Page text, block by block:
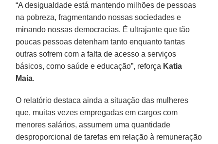
“A desigualdade está mantendo milhões de pessoas
na pobreza, fragmentando nossas sociedades e
minando nossas democracias. É ultrajante que tão
poucas pessoas detenham tanto enquanto tantas
outras sofrem com a falta de acesso a serviços
básicos, como saúde e educação”, reforça Katia
Maia.
O relatório destaca ainda a situação das mulheres
que, muitas vezes empregadas em cargos com
menores salários, assumem uma quantidade
desproporcional de tarefas em relação à remuneração